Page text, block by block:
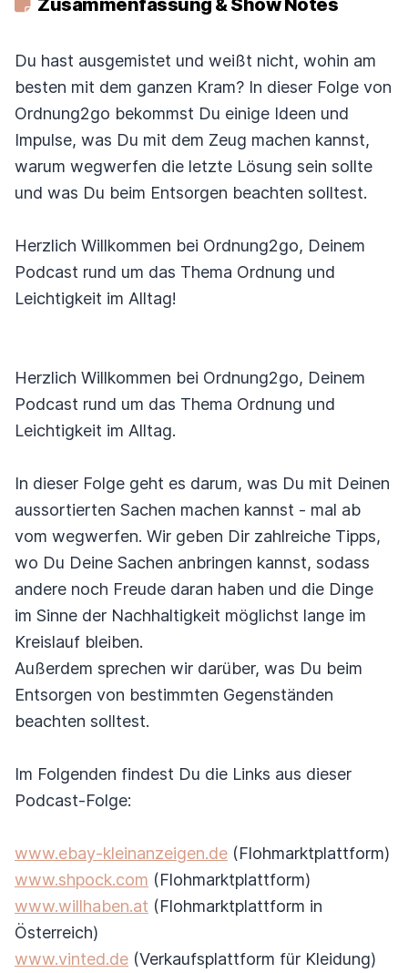
Zusammenfassung & Show Notes
Du hast ausgemistet und weißt nicht, wohin am
besten mit dem ganzen Kram? In dieser Folge von
Ordnung2go bekommst Du einige Ideen und
Impulse, was Du mit dem Zeug machen kannst,
warum wegwerfen die letzte Lösung sein sollte
und was Du beim Entsorgen beachten solltest.
Herzlich Willkommen bei Ordnung2go, Deinem
Podcast rund um das Thema Ordnung und
Leichtigkeit im Alltag!
Herzlich Willkommen bei Ordnung2go, Deinem
Podcast rund um das Thema Ordnung und
Leichtigkeit im Alltag.
In dieser Folge geht es darum, was Du mit Deinen
aussortierten Sachen machen kannst - mal ab
vom wegwerfen. Wir geben Dir zahlreiche Tipps,
wo Du Deine Sachen anbringen kannst, sodass
andere noch Freude daran haben und die Dinge
im Sinne der Nachhaltigkeit möglichst lange im
Kreislauf bleiben.
Außerdem sprechen wir darüber, was Du beim
Entsorgen von bestimmten Gegenständen
beachten solltest.
Im Folgenden findest Du die Links aus dieser
Podcast-Folge:
www.ebay-kleinanzeigen.de (Flohmarktplattform)
www.shpock.com (Flohmarktplattform)
www.willhaben.at (Flohmarktplattform in
Österreich)
www.vinted.de (Verkaufsplattform für Kleidung)